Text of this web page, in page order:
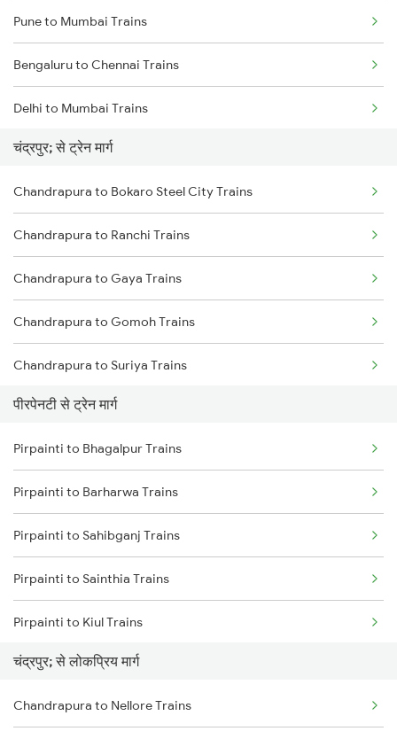
Pune to Mumbai Trains
Bengaluru to Chennai Trains
Delhi to Mumbai Trains
Mumbai to Pune Trains
Delhi to Jammu Trains
Mumbai to Delhi Trains
Mumbai to Goa Trains
Chennai to Coimbatore Trains
चंद्रपुर; से ट्रेन मार्ग
Chandrapura to Bokaro Steel City Trains
Chandrapura to Ranchi Trains
Chandrapura to Gaya Trains
Chandrapura to Gomoh Trains
Chandrapura to Suriya Trains
Chandrapura to Jehanabad Trains
Chandrapura to Dhanbad Trains
Chandrapura to Koderma Trains
Chandrapura to Patna Trains
Chandrapura to Dehri On Sone Trains
Chandrapura to Kanpur Trains
Chandrapura to Durgapur Trains
पीरपेनटी से ट्रेन मार्ग
Pirpainti to Bhagalpur Trains
Pirpainti to Barharwa Trains
Pirpainti to Sahibganj Trains
Pirpainti to Sainthia Trains
Pirpainti to Kiul Trains
Pirpainti to Kolkata Trains
Pirpainti to Burdwan Trains
चंद्रपुर; से लोकप्रिय मार्ग
Chandrapura to Nellore Trains